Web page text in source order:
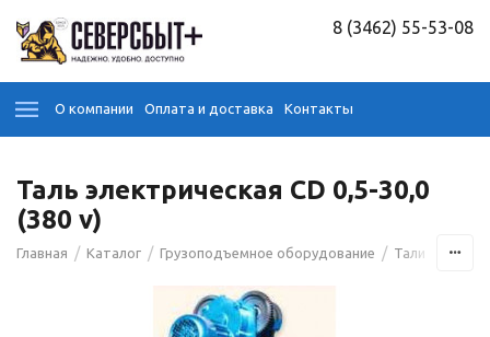
8 (3462) 55-53-08
О компании Оплата и доставка Контакты
Таль электрическая CD 0,5-30,0
(380 v)
Главная / Каталог / Грузоподъемное оборудование / Тали Тали